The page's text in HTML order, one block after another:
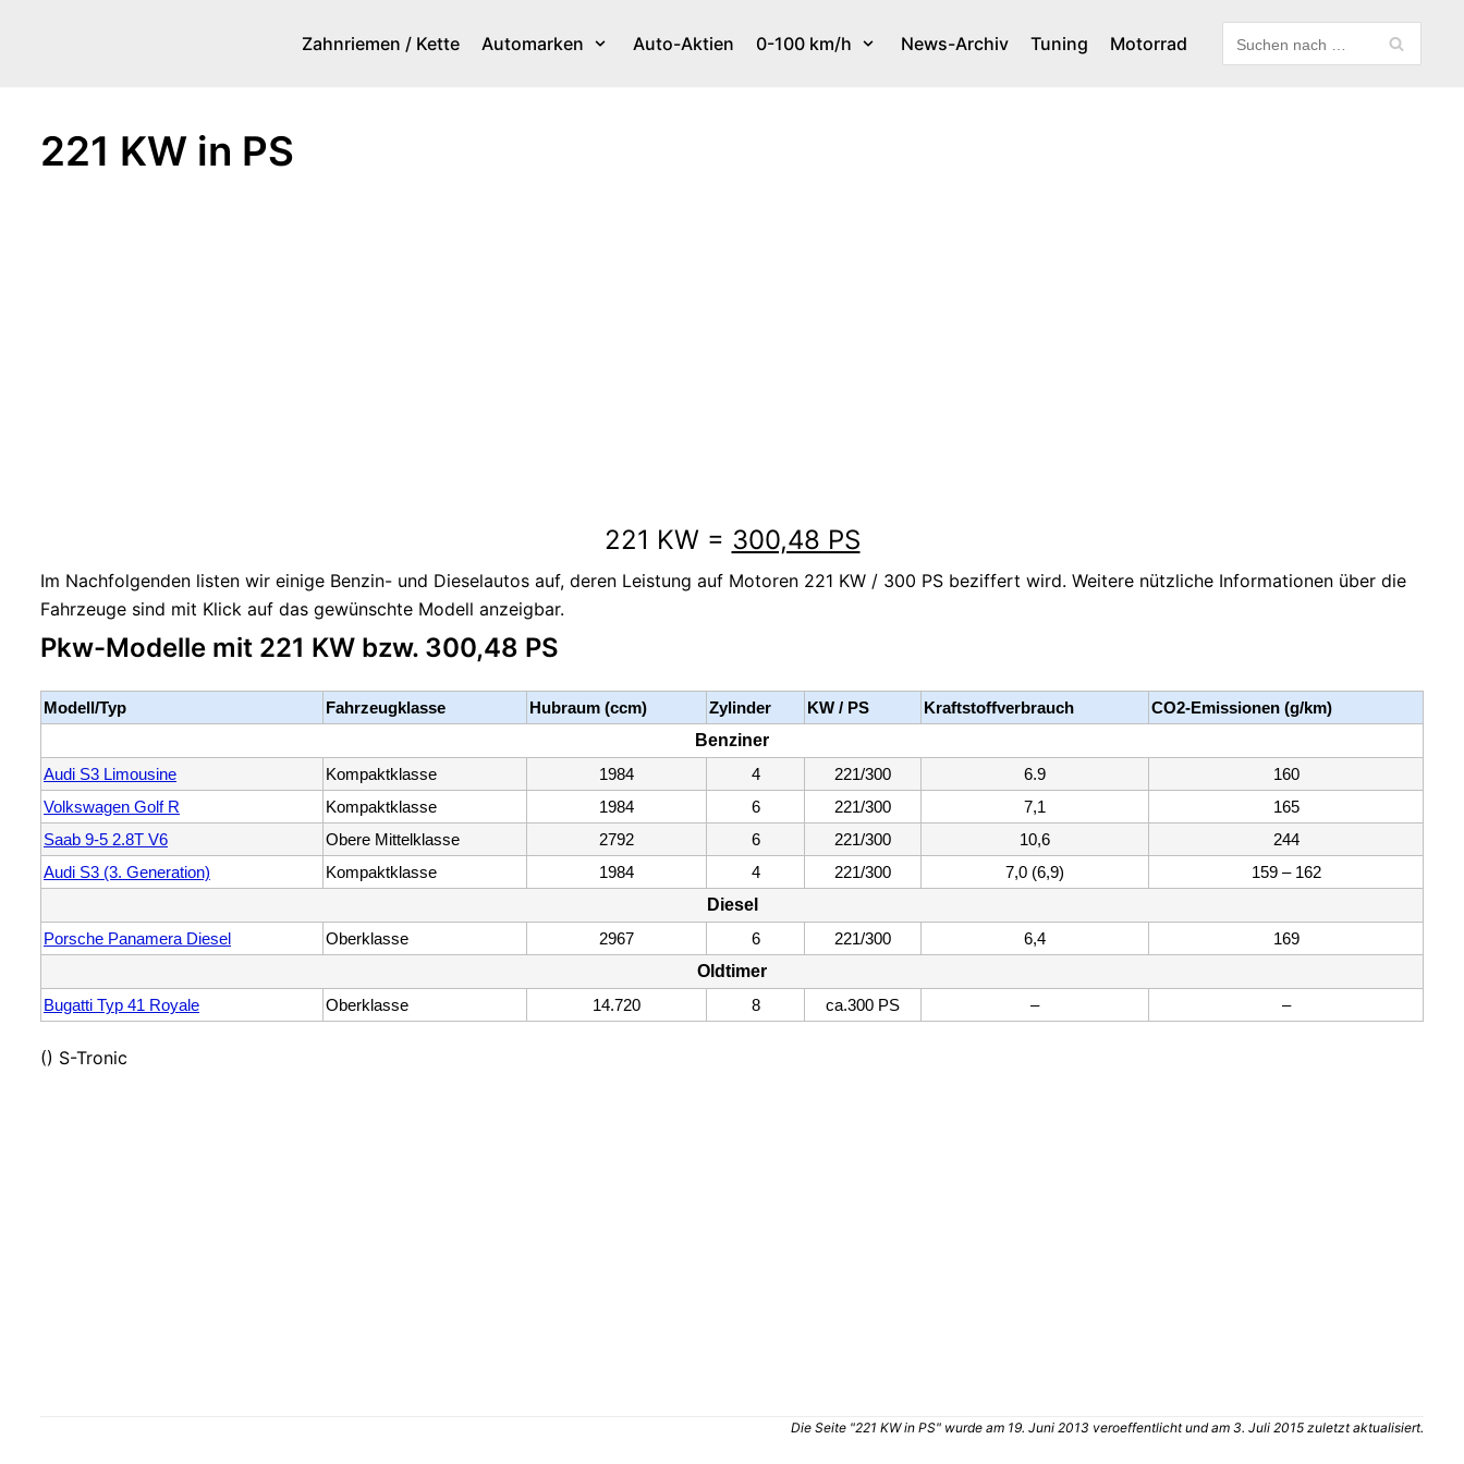
Zahnriemen / Kette Automarken Auto-Aktien 0-100 km/h News-Archiv Tuning Motorrad
221 KW in PS
221 KW = 300,48 PS
Im Nachfolgenden listen wir einige Benzin- und Dieselautos auf, deren Leistung auf Motoren 221 KW / 300 PS beziffert wird. Weitere nützliche Informationen über die
Fahrzeuge sind mit Klick auf das gewünschte Modell anzeigbar.
Pkw-Modelle mit 221 KW bzw. 300,48 PS
Modell/Typ Fahrzeugklasse Hubraum (ccm) Zylinder KW / PS Kraftstoffverbrauch
CO2-Emissionen (g/km)
Benziner
Audi S3 Limousine
Kompaktklasse 1984 4 221/300 6.9
160
Volkswagen Golf R
Kompaktklasse 1984 6 221/300 7,1
165
Saab 9-5 2.8T V6
Obere Mittelklasse 2792 6 221/300 10,6
244
Audi S3 (3. Generation)
Kompaktklasse 1984 4 221/300 7,0 (6,9)
159 – 162
Diesel
Porsche Panamera Diesel
Oberklasse 2967 6 221/300 6,4
169
Oldtimer
Bugatti Typ 41 Royale
Oberklasse 14.720 8 ca.300 PS – –
() S-Tronic
Die Seite "221 KW in PS" wurde am 19. Juni 2013 veroeffentlicht und am 3. Juli 2015 zuletzt aktualisiert.